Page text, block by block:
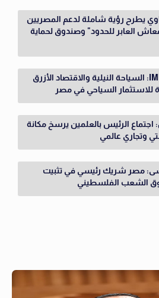
يطرح رؤية شاملة لدعم المصريين
العابر للحدود" وصندوق لحماية
رئيس إمكان IMKAN: السياحة النيلية والاقتصاد الأزرق
للاستثمار السياحي في مصر
اجتماع الرئيس بالعلمين يرسخ مكانة
وتجاري عالمي
مصر شريك رئيسي في تثبيت
الشعب الفلسطيني